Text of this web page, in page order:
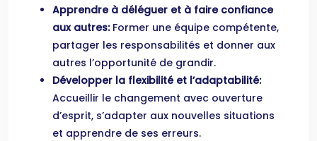
Apprendre à déléguer et à faire confiance
aux autres: Former une équipe compétente,
partager les responsabilités et donner aux
autres l’opportunité de grandir.
Développer la flexibilité et l’adaptabilité:
Accueillir le changement avec ouverture
d’esprit, s’adapter aux nouvelles situations
et apprendre de ses erreurs.